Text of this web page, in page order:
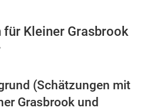
Kleiner Grasbrook
(Schätzungen mit
Grasbrook und